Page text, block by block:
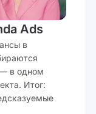
Ads
в
— в одном
Итог: